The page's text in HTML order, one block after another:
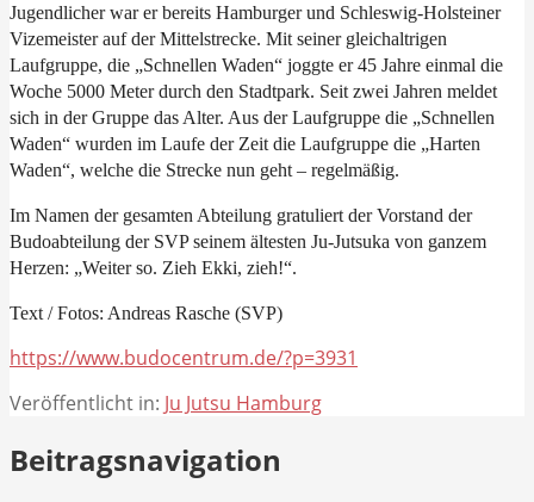
Jugendlicher war er bereits Hamburger und Schleswig-Holsteiner
Vizemeister auf der Mittelstrecke. Mit seiner gleichaltrigen
Laufgruppe, die „Schnellen Waden“ joggte er 45 Jahre einmal die
Woche 5000 Meter durch den Stadtpark. Seit zwei Jahren meldet
sich in der Gruppe das Alter. Aus der Laufgruppe die „Schnellen
Waden“ wurden im Laufe der Zeit die Laufgruppe die „Harten
Waden“, welche die Strecke nun geht – regelmäßig.
Im Namen der gesamten Abteilung gratuliert der Vorstand der
Budoabteilung der SVP seinem ältesten Ju-Jutsuka von ganzem
Herzen: „Weiter so. Zieh Ekki, zieh!“.
Text / Fotos: Andreas Rasche (SVP)
https://www.budocentrum.de/?p=3931
Veröffentlicht in: Ju Jutsu Hamburg
Beitragsnavigation